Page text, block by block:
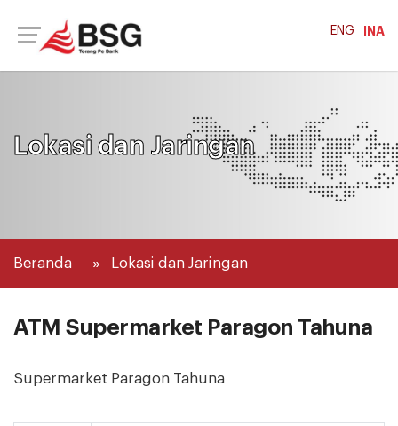
INA
ENG
Lokasi dan Jaringan
Beranda Lokasi dan Jaringan
ATM Supermarket Paragon Tahuna
Supermarket Paragon Tahuna